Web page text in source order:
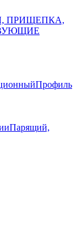
ПРИЩЕПКА,
Профиль
Парящий,